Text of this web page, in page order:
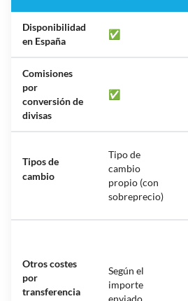
Disponibilidad
en España
✅
Comisiones
por
conversión de
divisas
✅
Tipos de
cambio
Tipo de
cambio
propio (con
sobreprecio)
Otros costes
por
transferencia
Según el
importe
enviado